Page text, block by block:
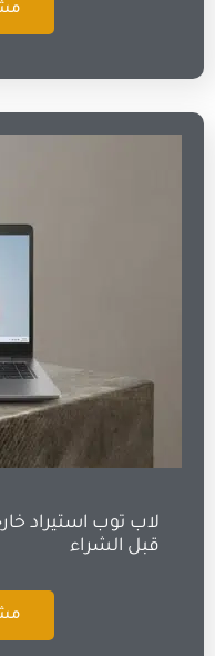
لاب توب استيراد
قبل الشراء